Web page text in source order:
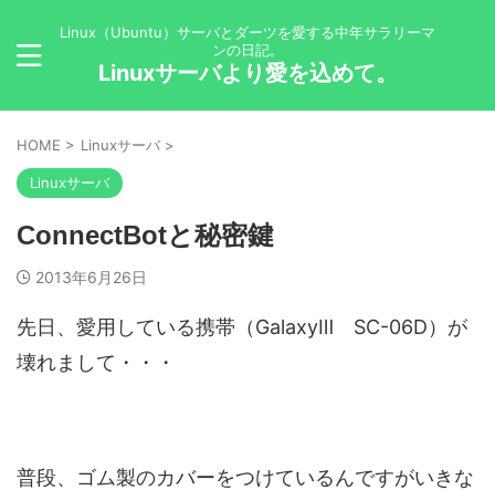
Linux（Ubuntu）サーバとダーツを愛する中年サラリーマ
ンの日記。
Linuxサーバより愛を込めて。
HOME > Linuxサーバ >
Linuxサーバ
ConnectBotと秘密鍵
2013年6月26日
先日、愛用している携帯（GalaxyⅢ SC-06D）が
壊れまして・・・
普段、ゴム製のカバーをつけているんですがいきな